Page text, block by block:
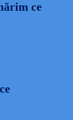
ce